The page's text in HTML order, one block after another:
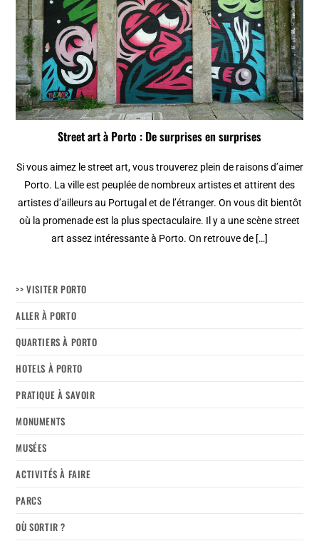
Street art à Porto : De surprises en surprises
Si vous aimez le street art, vous trouverez plein de raisons d’aimer
Porto. La ville est peuplée de nombreux artistes et attirent des
artistes d’ailleurs au Portugal et de l’étranger. On vous dit bientôt
où la promenade est la plus spectaculaire. Il y a une scène street
art assez intéressante à Porto. On retrouve de […]
>> VISITER PORTO
ALLER À PORTO
QUARTIERS À PORTO
HOTELS À PORTO
PRATIQUE À SAVOIR
MONUMENTS
MUSÉES
ACTIVITÉS À FAIRE
PARCS
OÙ SORTIR ?